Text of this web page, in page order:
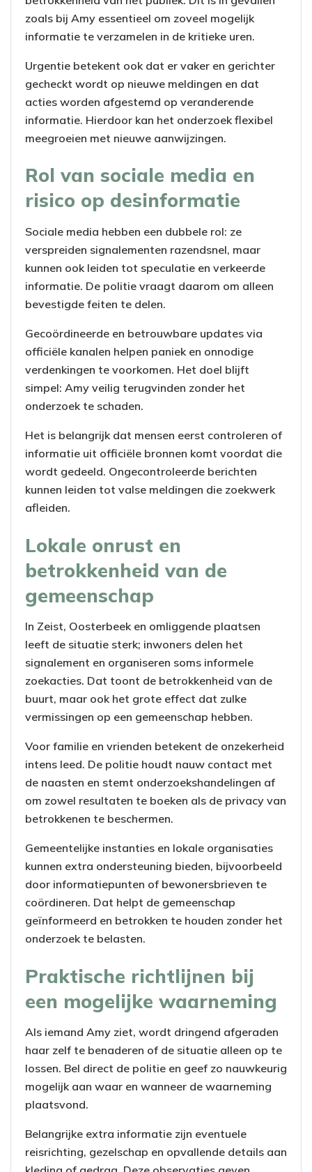
zoals bij Amy essentieel om zoveel mogelijk
informatie te verzamelen in de kritieke uren.
Urgentie betekent ook dat er vaker en gerichter
gecheckt wordt op nieuwe meldingen en dat
acties worden afgestemd op veranderende
informatie. Hierdoor kan het onderzoek flexibel
meegroeien met nieuwe aanwijzingen.
Rol van sociale media en
risico op desinformatie
Sociale media hebben een dubbele rol: ze
verspreiden signalementen razendsnel, maar
kunnen ook leiden tot speculatie en verkeerde
informatie. De politie vraagt daarom om alleen
bevestigde feiten te delen.
Gecoördineerde en betrouwbare updates via
officiële kanalen helpen paniek en onnodige
verdenkingen te voorkomen. Het doel blijft
simpel: Amy veilig terugvinden zonder het
onderzoek te schaden.
Het is belangrijk dat mensen eerst controleren of
informatie uit officiële bronnen komt voordat die
wordt gedeeld. Ongecontroleerde berichten
kunnen leiden tot valse meldingen die zoekwerk
afleiden.
Lokale onrust en
betrokkenheid van de
gemeenschap
In Zeist, Oosterbeek en omliggende plaatsen
leeft de situatie sterk; inwoners delen het
signalement en organiseren soms informele
zoekacties. Dat toont de betrokkenheid van de
buurt, maar ook het grote effect dat zulke
vermissingen op een gemeenschap hebben.
Voor familie en vrienden betekent de onzekerheid
intens leed. De politie houdt nauw contact met
de naasten en stemt onderzoekshandelingen af
om zowel resultaten te boeken als de privacy van
betrokkenen te beschermen.
Gemeentelijke instanties en lokale organisaties
kunnen extra ondersteuning bieden, bijvoorbeeld
door informatiepunten of bewonersbrieven te
coördineren. Dat helpt de gemeenschap
geïnformeerd en betrokken te houden zonder het
onderzoek te belasten.
Praktische richtlijnen bij
een mogelijke waarneming
Als iemand Amy ziet, wordt dringend afgeraden
haar zelf te benaderen of de situatie alleen op te
lossen. Bel direct de politie en geef zo nauwkeurig
mogelijk aan waar en wanneer de waarneming
plaatsvond.
Belangrijke extra informatie zijn eventuele
reisrichting, gezelschap en opvallende details aan